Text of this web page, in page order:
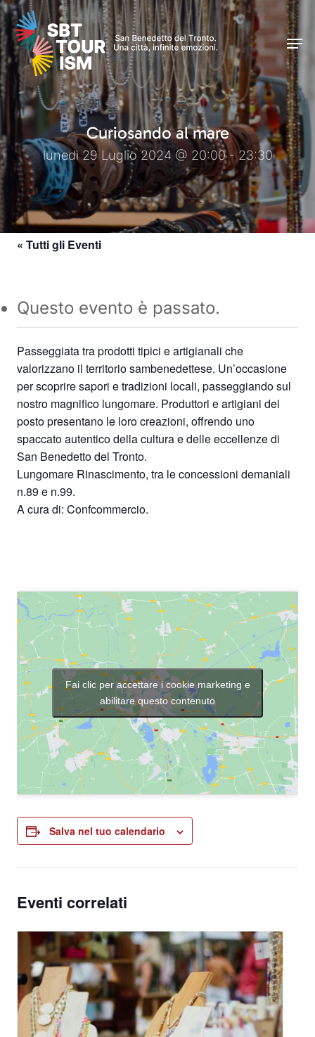
Skip
to
main
content
Curiosando al mare
lunedì 29 Luglio 2024 @ 20:00 - 23:30
« Tutti gli Eventi
Questo evento è passato.
Passeggiata tra prodotti tipici e artigianali che
valorizzano il territorio sambenedettese. Un’occasione
per scoprire sapori e tradizioni locali, passeggiando sul
nostro magnifico lungomare. Produttori e artigiani del
posto presentano le loro creazioni, offrendo uno
spaccato autentico della cultura e delle eccellenze di
San Benedetto del Tronto.
Lungomare Rinascimento, tra le concessioni demaniali
n.89 e n.99.
A cura di: Confcommercio.
Fai clic per accettare i cookie marketing e
abilitare questo contenuto
Salva nel tuo calendario
Eventi correlati